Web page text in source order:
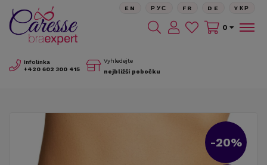
Infolinka
+420 602 300 415
Vyhledejte
nejbližší pobočku
EN РУС FR DE YКР
0
-20%